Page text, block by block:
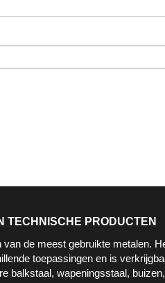
TECHNISCHE PRODUCTEN
van de meest gebruikte metalen.
toepassingen en is
balkstaal, wapeningsstaal, buizen,